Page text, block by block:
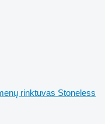
rinktuvas Stoneless